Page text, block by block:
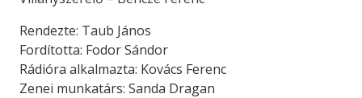
Rendezte: Taub János
Fordította: Fodor Sándor
Rádióra alkalmazta: Kovács Ferenc
Zenei munkatárs: Sanda Dragan